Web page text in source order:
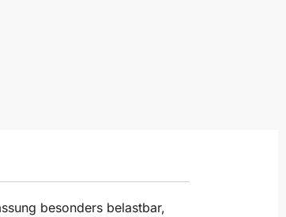
besonders belastbar,